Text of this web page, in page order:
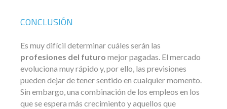
CONCLUSIÓN
Es muy difícil determinar cuáles serán las
profesiones del futuro mejor pagadas. El mercado
evoluciona muy rápido y, por ello, las previsiones
pueden dejar de tener sentido en cualquier momento.
Sin embargo, una combinación de los empleos en los
que se espera más crecimiento y aquellos que